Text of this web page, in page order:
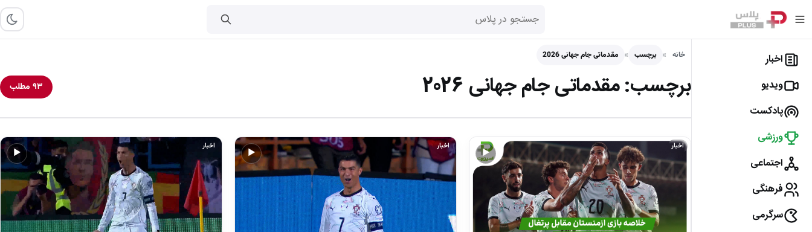
اخبار
ویدیو
پادکست
ورزشی
اجتماعی
فرهنگی
سرگرمی
خانه برچسب مقدماتی جام جهانی 2026
برچسب:مقدماتی جام جهانی 2026 ۹۳ مطلب
▶
اخبار
▶
اخبار
▶
اخبار